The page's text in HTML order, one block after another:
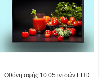
Οθόνη αφής 10.05 ιντσών FHD